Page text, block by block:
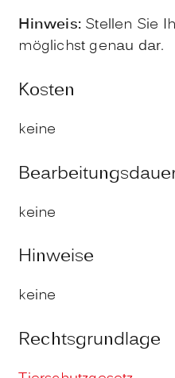
Hinweis: Stellen Sie
möglichst genau dar.
Kosten
keine
keine
Hinweise
keine
Rechtsgrundlage